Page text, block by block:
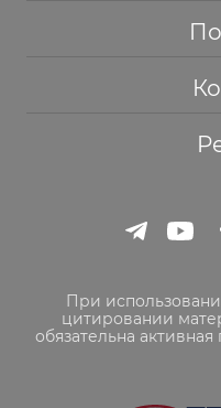
При
цитировании
обязательна